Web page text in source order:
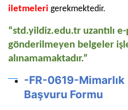
iletmeleri gerekmektedir.
“std.yildiz.edu.tr uzantılı
gönderilmeyen belgeler
alınamamaktadır.”
-FR-0619-
Başvuru Formu